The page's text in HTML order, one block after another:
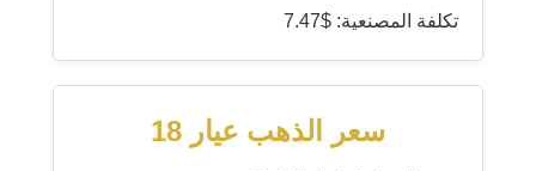
تكلفة المصنعية: $7.47
سعر الذهب عيار 18